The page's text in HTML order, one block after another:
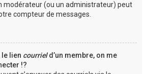
modérateur (ou un administrateur) peut
compteur de messages.
lien courrield’un membre, on me
!?